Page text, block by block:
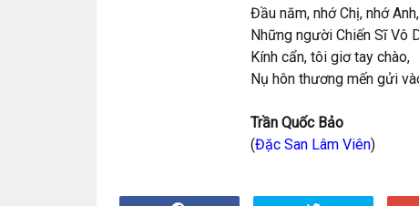
Đầu năm, nhớ Chị, nhớ Anh,
Những người Chiến Sĩ Vô
Kính cẩn, tôi giơ tay chào,
Nụ hôn thương mến gửi
Trần Quốc Bảo
(Đặc San Lâm Viên)